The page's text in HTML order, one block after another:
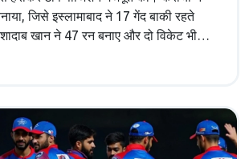
जिसे इस्लामाबाद ने 17 गेंद बाकी रहते
खान ने 47 रन बनाए और दो विकेट भी